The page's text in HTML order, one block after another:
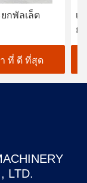
กพัลเล็ต
ที่ ดี ที่สุด
เ
ย
LTD.